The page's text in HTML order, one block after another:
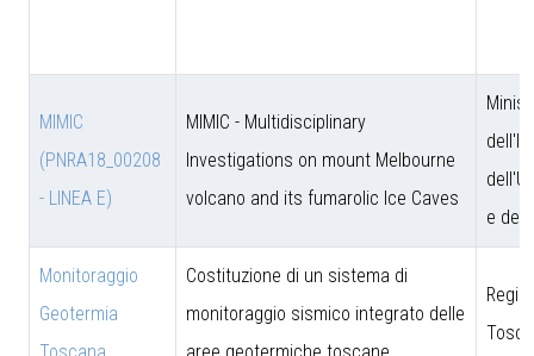
MIMIC
(PNRA18_00208
- LINEA E)
MIMIC - Multidisciplinary
Investigations on mount Melbourne
volcano and its fumarolic Ice Caves
e
Monitoraggio
Geotermia
Toscana
Costituzione di un sistema di
monitoraggio sismico integrato delle
aree geotermiche toscane